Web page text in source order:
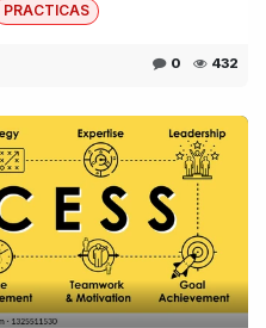
PRACTICAS
0 432